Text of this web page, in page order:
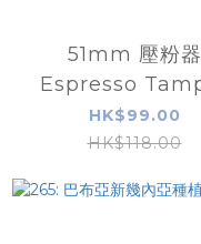
51mm 壓粉器
Espresso
HK$99.00
HK$118.00